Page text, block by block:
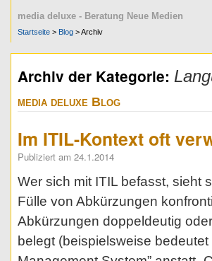
media deluxe - Beratung Neue Medien
Startseite > Blog > Archiv
Archiv der Kategorie:
media deluxe Blog
Im ITIL-Kontext oft
Publiziert am 24.1.2014
Wer sich mit ITIL befasst, sieht
Fülle von Abkürzungen
Abkürzungen doppeldeutig
belegt (beispielsweise